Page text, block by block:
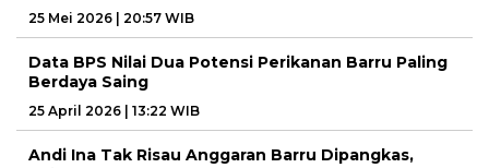
25 Mei 2026 | 20:57 WIB
Data BPS Nilai Dua Potensi Perikanan Barru Paling
Berdaya Saing
25 April 2026 | 13:22 WIB
Andi Ina Tak Risau Anggaran Barru Dipangkas,